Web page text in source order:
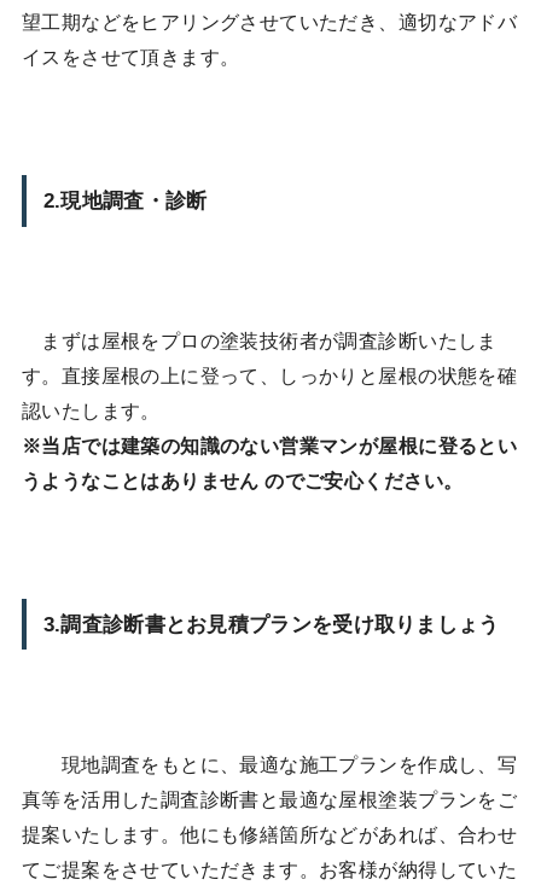
望工期などをヒアリングさせていただき、適切なアドバ
イスをさせて頂きます。
2.現地調査・診断
まずは屋根をプロの塗装技術者が調査診断いたしま
す。直接屋根の上に登って、しっかりと屋根の状態を確
認いたします。
※当店では建築の知識のない営業マンが屋根に登るとい
うようなことはありません のでご安心ください。
3.調査診断書とお見積プランを受け取りましょう
現地調査をもとに、最適な施工プランを作成し、写
真等を活用した調査診断書と最適な屋根塗装プランをご
提案いたします。他にも修繕箇所などがあれば、合わせ
てご提案をさせていただきます。お客様が納得していた